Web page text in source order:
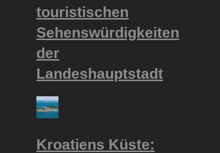
touristischen
Sehenswürdigkeiten
der
Landeshauptstadt
Kroatiens Küste: